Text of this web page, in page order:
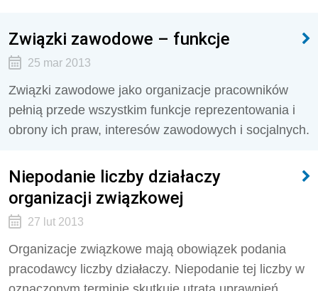
Związki zawodowe – funkcje
25 mar 2013
Związki zawodowe jako organizacje pracowników
pełnią przede wszystkim funkcje reprezentowania i
obrony ich praw, interesów zawodowych i socjalnych.
Niepodanie liczby działaczy
organizacji związkowej
27 lut 2013
Organizacje związkowe mają obowiązek podania
pracodawcy liczby działaczy. Niepodanie tej liczby w